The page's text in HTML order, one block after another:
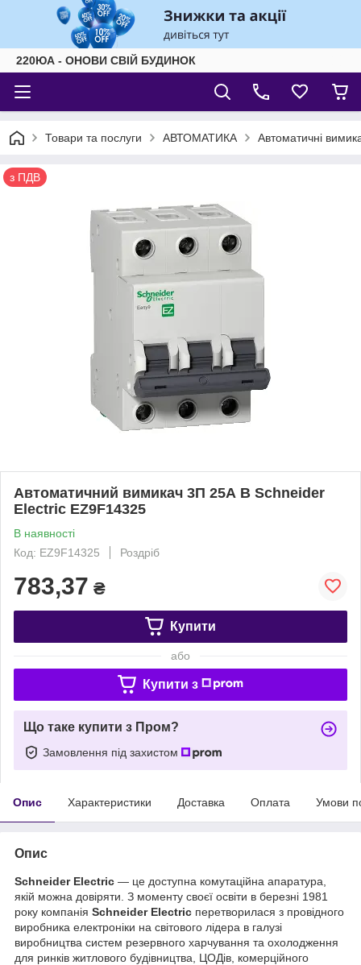
220ЮА - ОНОВИ СВІЙ БУДИНОК
Товари та послуги АВТОМАТИКА Автоматичні
з ПДВ
Автоматичний вимикач 3П 25А В Schneider
Electric EZ9F14325
В наявності
Код: EZ9F14325
Роздріб
783,37 ₴
Купити
або
Купити з
Що таке купити з Пром?
Замовлення під захистом
Опис Характеристики Доставка Оплата Умови
Опис
Schneider Electric — це доступна комутаційна апаратура,
якій можна довіряти. З моменту своєї освіти в березні 1981
року компанія Schneider Electric перетворилася з провідного
виробника електроніки на світового лідера в галузі
виробництва систем резервного харчування та охолодження
для ринків житлового будівництва, ЦОДів, комерційного